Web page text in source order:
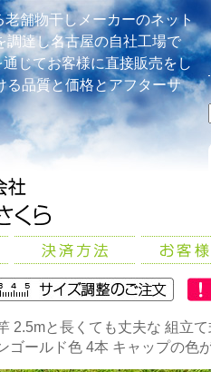
舗物干しメーカーのネット
調達し名古屋の自社工場で
じてお客様に直接販売をし
る品質と価格とアフターサ
2.5mと長くても丈夫な 組立
ゴールド色 4本 キャップの色